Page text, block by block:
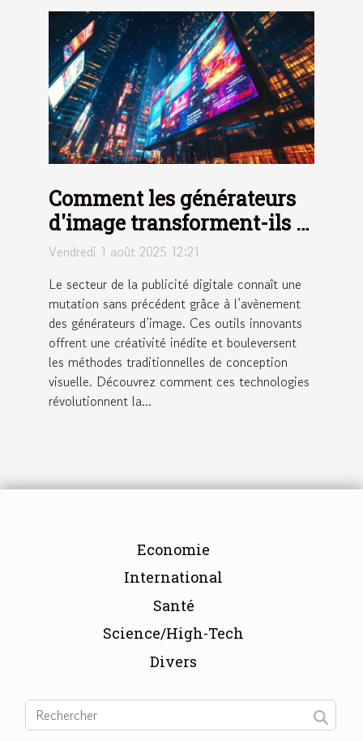
Comment les générateurs
d'image transforment-ils le
secteur de la publicité
Vendredi 1 août 2025 12:21
Le secteur de la publicité digitale connaît une
mutation sans précédent grâce à l’avènement
des générateurs d’image. Ces outils innovants
offrent une créativité inédite et bouleversent
les méthodes traditionnelles de conception
visuelle. Découvrez comment ces technologies
révolutionnent la...
Economie
International
Santé
Science/High-Tech
Divers